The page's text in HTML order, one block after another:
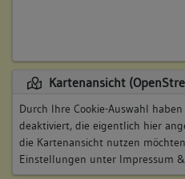
Kartenansicht
Durch Ihre Cookie-Auswahl
deaktiviert, die eigentlich hier
die Kartenansicht nutzen
Einstellungen unter Impressum